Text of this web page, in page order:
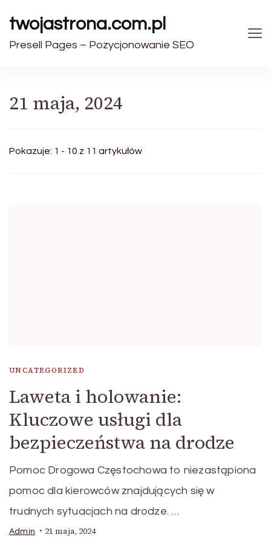
twojastrona.com.pl
Presell Pages – Pozycjonowanie SEO
21 maja, 2024
Pokazuje: 1 - 10 z 11 artykułów
UNCATEGORIZED
Laweta i holowanie:
Kluczowe usługi dla
bezpieczeństwa na drodze
Pomoc Drogowa Częstochowa to niezastąpiona
pomoc dla kierowców znajdujących się w
trudnych sytuacjach na drodze. …
Admin 21 maja, 2024